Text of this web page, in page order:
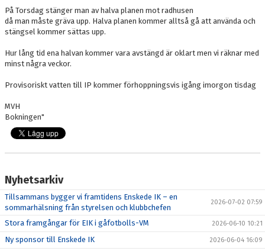
På Torsdag stänger man av halva planen mot radhusen
då man måste gräva upp. Halva planen kommer alltså gå att använda och
stängsel kommer sättas upp.
Hur lång tid ena halvan kommer vara avstängd är oklart men vi räknar med
minst några veckor.
Provisoriskt vatten till IP kommer förhoppningsvis igång imorgon tisdag
MVH
Bokningen"
Nyhetsarkiv
Tillsammans bygger vi framtidens Enskede IK – en
sommarhälsning från styrelsen och klubbchefen
2026-07-02 07:59
Stora framgångar för EIK i gåfotbolls-VM 2026-06-10 10:21
Ny sponsor till Enskede IK 2026-06-04 16:09